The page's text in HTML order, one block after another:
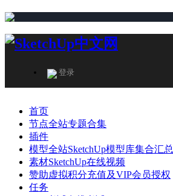
登录
首页
节点全站专题合集
插件
模型全站SketchUp模型库集合汇总
素材SketchUp在线视频
赞助虚拟积分充值及VIP会员授权
任务